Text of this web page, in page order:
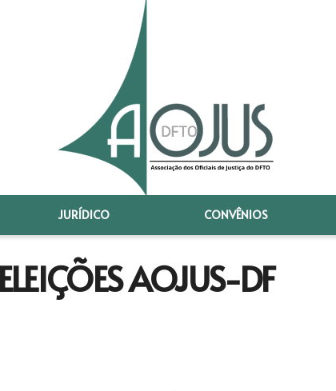
JURÍDICO CONVÊNIOS
AOJUS-DF